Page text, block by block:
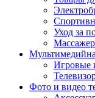
Уход за
Игровые
Фото и видео